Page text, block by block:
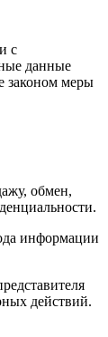
с
данные
законом меры
обмен,
информации
действий.